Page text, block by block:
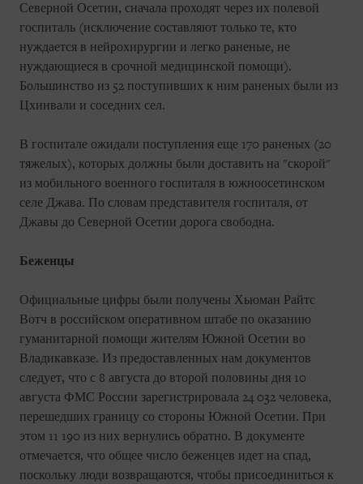
Северной Осетии, сначала проходят через их полевой
госпиталь (исключение составляют только те, кто
нуждается в нейрохирургии и легко раненые, не
нуждающиеся в срочной медицинской помощи).
Большинство из 52 поступивших к ним раненых были из
Цхинвали и соседних сел.
В госпитале ожидали поступления еще 170 раненых (20
тяжелых), которых должны были доставить на "скорой"
из мобильного военного госпиталя в южноосетинском
селе Джава. По словам представителя госпиталя, от
Джавы до Северной Осетии дорога свободна.
Беженцы
Официальные цифры были получены Хьюман Райтс
Вотч в российском оперативном штабе по оказанию
гуманитарной помощи жителям Южной Осетии во
Владикавказе. Из предоставленных нам документов
следует, что с 8 августа до второй половины дня 10
августа ФМС России зарегистрировала 24 032 человека,
перешедших границу со стороны Южной Осетии. При
этом 11 190 из них вернулись обратно. В документе
отмечается, что общее число беженцев идет на спад,
поскольку люди возвращаются, чтобы присоединиться к